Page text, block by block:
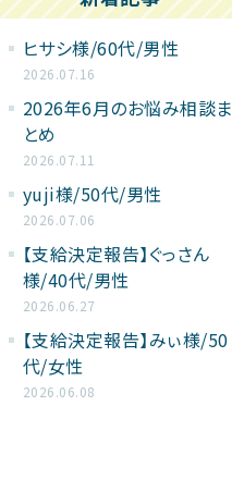
ヒサシ様/60代/男性
2026.07.16
2026年6月のお悩み相談ま
とめ
2026.07.11
yuji様/50代/男性
2026.07.06
【支給決定報告】ぐっさん
様/40代/男性
2026.06.27
【支給決定報告】みぃ様/50
代/女性
2026.06.08